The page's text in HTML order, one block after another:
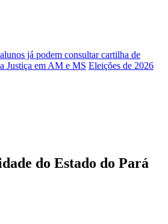
já podem consultar cartilha de
Justiça em AM e MS Eleições de 2026
do Estado do Pará